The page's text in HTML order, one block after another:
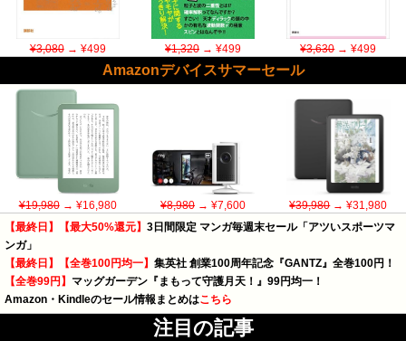
¥3,080→ ¥499 ¥1,320→ ¥499 ¥3,630→ ¥499
Amazonデバイスサマーセール
¥19,980→ ¥16,980 ¥8,980→ ¥7,600 ¥39,980→ ¥31,980
【最終日】【最大50%還元】 3日間限定 マンガ毎週末セール「アツいスポーツマ
ンガ」
【最終日】【全巻100円均一】 集英社 創業100周年記念『GANTZ』全巻100円！
【全巻99円】 マッグガーデン『まもって守護月天！』99円均一！
Amazon・Kindleのセール情報まとめはこちら
注目の記事